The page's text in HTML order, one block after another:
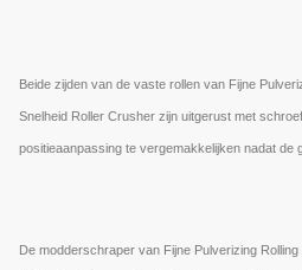
Beide zijden van de vaste rollen van Fijne
Snelheid Roller Crusher zijn uitgerust met
positieaanpassing te vergemakkelijken nadat de
De modderschraper van Fijne Pulverizing